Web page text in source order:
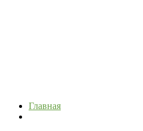
Главная